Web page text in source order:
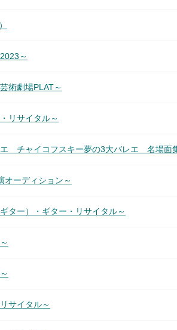
～
術劇場PLAT～
リサイタル～
エ チャイコフスキー夢の3大バレエ 名場面
オーディション～
ター）・ギター・リサイタル～
サイタル～